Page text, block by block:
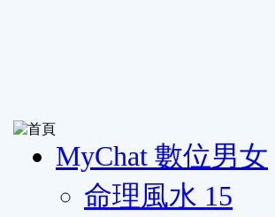
MyChat 數位男女
命理風水 15